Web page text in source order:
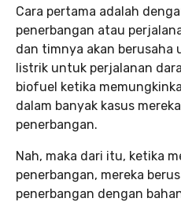
Cara pertama adalah
penerbangan atau
dan timnya akan berusaha
listrik untuk perjalanan
biofuel ketika
dalam banyak kasus
penerbangan.
Nah, maka dari itu, ketika
penerbangan, mereka
penerbangan dengan